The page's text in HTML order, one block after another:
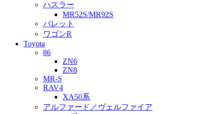
ハスラー
MR52S/MR92S
パレット
ワゴンR
Toyota
86
ZN6
ZN8
MR-S
RAV4
XA50系
アルファード／ヴェルファイア